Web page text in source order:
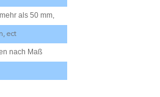
als 50 mm,
ect
nach Maß